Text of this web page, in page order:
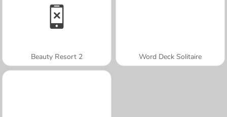
Beauty Resort 2 Word Deck Solitaire